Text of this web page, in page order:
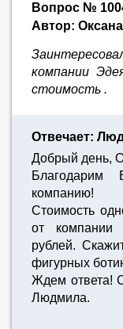
Вопрос №
Автор: Оксана
компании
стоимость .
Отвечает:
Добрый день,
компанию!
Стоимость
от компании
рублей.
фигурных
Ждем ответа!
Людмила.